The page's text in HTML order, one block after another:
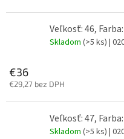
Veľkosť: 46,
Skladom (>5 ks) |
€36
€29,27 bez DPH
Veľkosť: 47,
Skladom (>5 ks) |